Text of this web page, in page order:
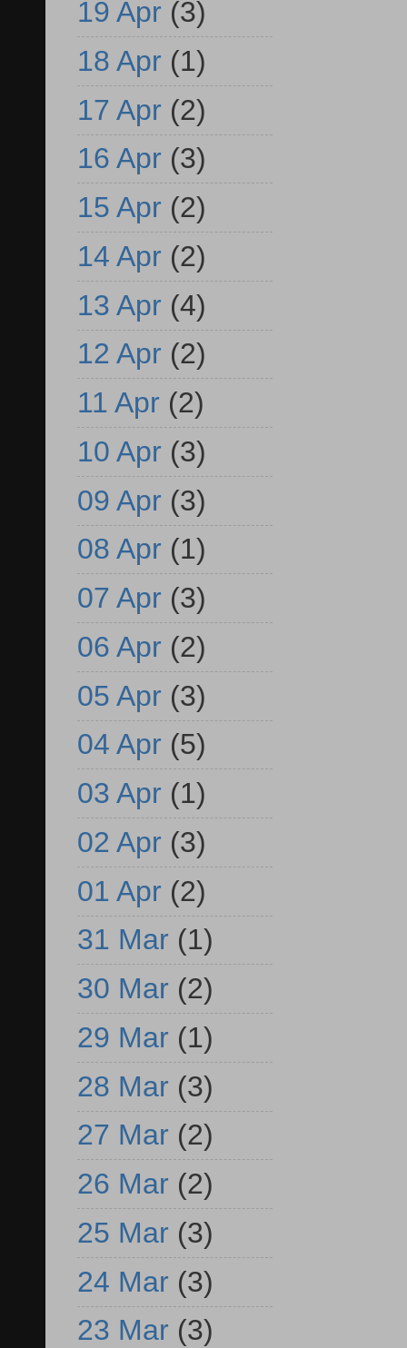
19 Apr (3)
18 Apr (1)
17 Apr (2)
16 Apr (3)
15 Apr (2)
14 Apr (2)
13 Apr (4)
12 Apr (2)
11 Apr (2)
10 Apr (3)
09 Apr (3)
08 Apr (1)
07 Apr (3)
06 Apr (2)
05 Apr (3)
04 Apr (5)
03 Apr (1)
02 Apr (3)
01 Apr (2)
31 Mar (1)
30 Mar (2)
29 Mar (1)
28 Mar (3)
27 Mar (2)
26 Mar (2)
25 Mar (3)
24 Mar (3)
23 Mar (3)